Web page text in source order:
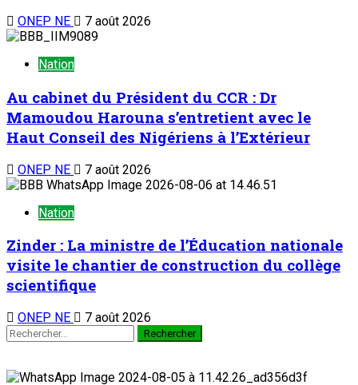
ONEP NE 7 août 2026
Nation
Au cabinet du Président du CCR : Dr
Mamoudou Harouna s’entretient avec le
Haut Conseil des Nigériens à l’Extérieur
ONEP NE 7 août 2026
Nation
Zinder : La ministre de l’Éducation nationale
visite le chantier de construction du collège
scientifique
ONEP NE
7 août 2026
Rechercher :